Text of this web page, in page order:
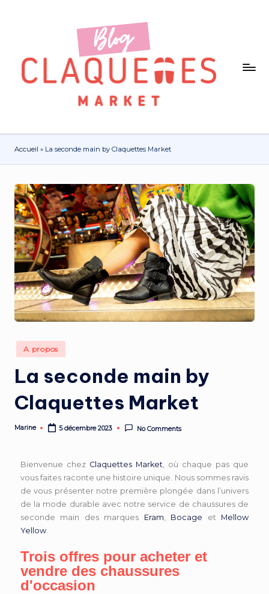
Accueil » La seconde main by Claquettes Market
A propos
La seconde main by
Claquettes Market
Marine 5 décembre 2023 No Comments
Bienvenue chez Claquettes Market , où chaque pas que
vous faites raconte une histoire unique. Nous sommes ravis
de vous présenter notre première plongée dans l’univers
de la mode durable avec notre service de chaussures de
seconde main des marques Eram Bocage et Mellow
Yellow
Trois offres pour acheter et
vendre des chaussures
d'occasion